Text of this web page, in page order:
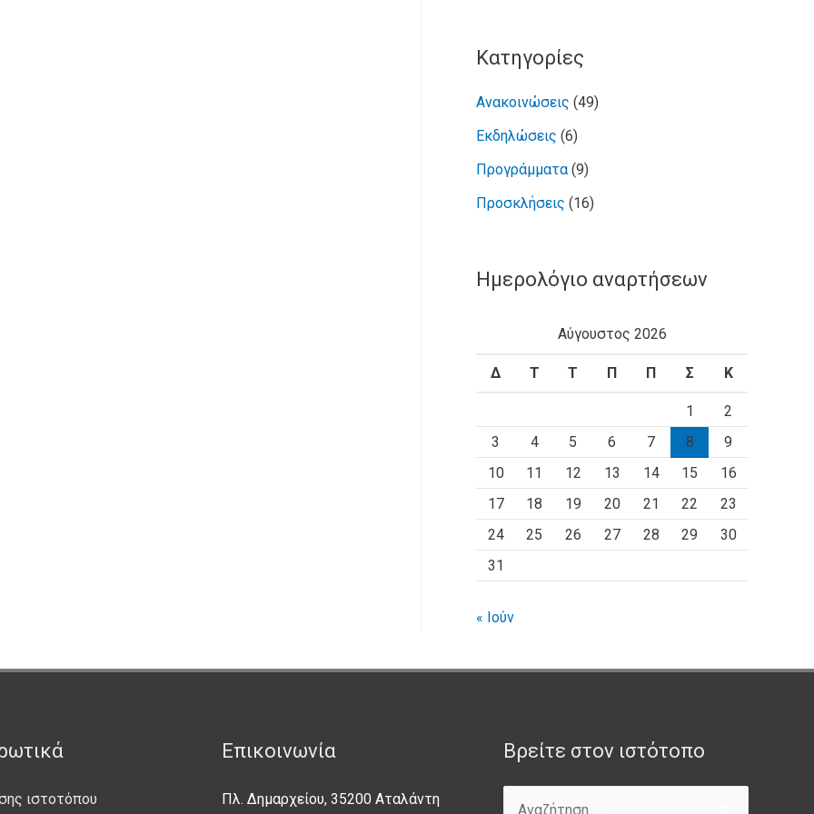
Kατηγορίες
Ανακοινώσεις (49)
Εκδηλώσεις (6)
Προγράμματα(9)
Προσκλήσεις (16)
Ημερολόγιο αναρτήσεων
Αύγουστος 2026
Δ Τ Τ Π Π Σ Κ
1
2
3
4 5 6 7 8
9
10
11 12 13 14 15
16
17
18 19 20 21 22
23
24
25 26 27 28 29
30
31
« Ιούν
ιστοτόπου
Επικοινωνία
Πλ. Δημαρχείου, 35200 Αταλάντη
Βρείτε στον ιστότοπο